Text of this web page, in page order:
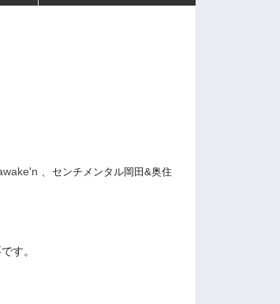
、 センチメンタル岡田&奥住
す。